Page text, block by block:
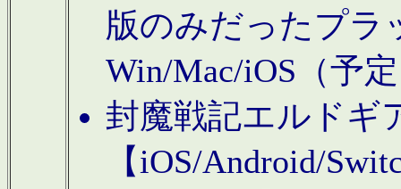
版のみだったプラ
Win/Mac/iOS（予
封魔戦記エルドギ
【iOS/Android/